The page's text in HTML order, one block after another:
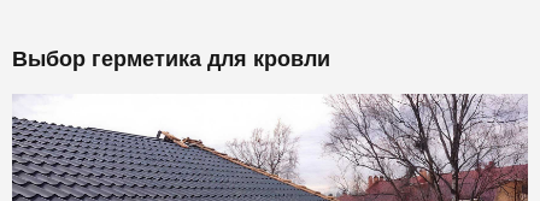
Выбор герметика для кровли